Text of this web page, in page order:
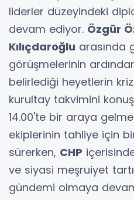
liderler düzeyindeki
devam ediyor. Özgür
Kılıçdaroğlu arasında
görüşmelerinin
belirlediği heyetlerin
kurultay takvimini
14.00'te bir araya
ekiplerinin tahliye için
sürerken, CHP
ve siyasi meşruiyet
gündemi olmaya